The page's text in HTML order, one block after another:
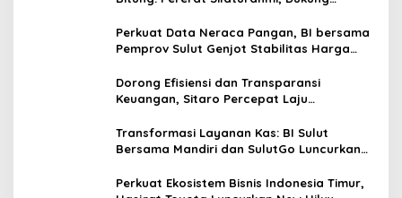
Promo Khusus
Perkuat Data Neraca Pangan, BI bersama
Pemprov Sulut Genjot Stabilitas Harga
Dorong Efisiensi dan Transparansi
Keuangan, Sitaro Percepat Laju
Transformasi Layanan Kas: BI Sulut
Bersama Mandiri dan SulutGo Luncurkan
Kepulauan
Perkuat Ekosistem Bisnis Indonesia Timur,